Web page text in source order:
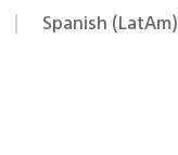
Elige
Región
Spanish (LatAm)